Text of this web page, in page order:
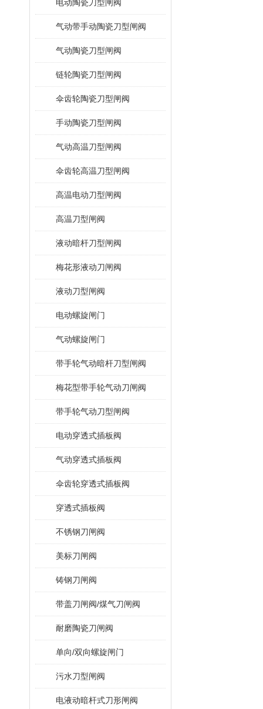
电动陶瓷刀型闸阀
气动带手动陶瓷刀型闸阀
气动陶瓷刀型闸阀
链轮陶瓷刀型闸阀
伞齿轮陶瓷刀型闸阀
手动陶瓷刀型闸阀
气动高温刀型闸阀
伞齿轮高温刀型闸阀
高温电动刀型闸阀
高温刀型闸阀
液动暗杆刀型闸阀
梅花形液动刀闸阀
液动刀型闸阀
电动螺旋闸门
气动螺旋闸门
带手轮气动暗杆刀型闸阀
梅花型带手轮气动刀闸阀
带手轮气动刀型闸阀
电动穿透式插板阀
气动穿透式插板阀
伞齿轮穿透式插板阀
穿透式插板阀
不锈钢刀闸阀
美标刀闸阀
铸钢刀闸阀
带盖刀闸阀/煤气刀闸阀
耐磨陶瓷刀闸阀
单向/双向螺旋闸门
污水刀型闸阀
电液动暗杆式刀形闸阀